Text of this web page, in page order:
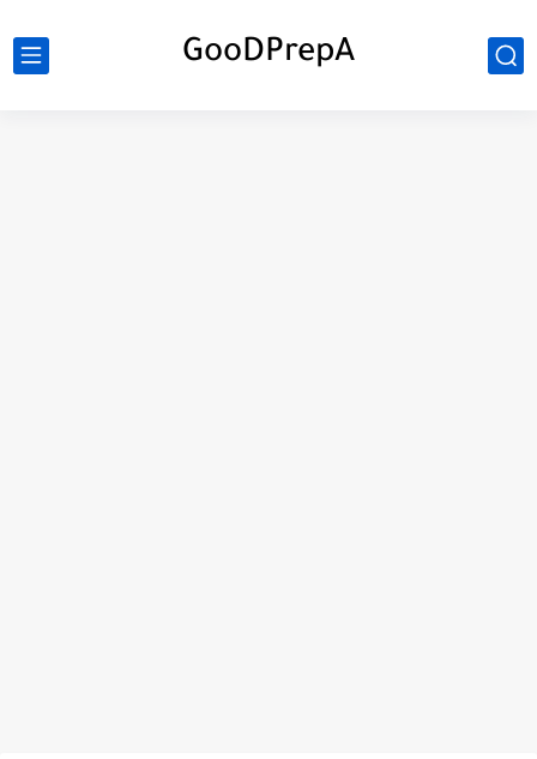
GooDPrepA